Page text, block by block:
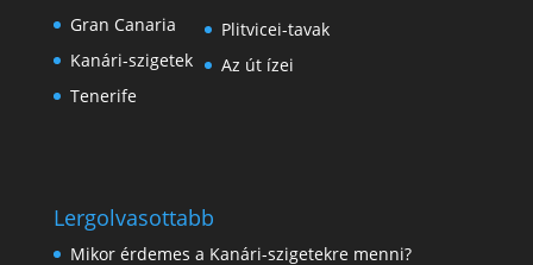
Gran Canaria
Kanári-szigetek
Tenerife
Plitvicei-tavak
Az út ízei
Lergolvasottabb
Mikor érdemes a Kanári-szigetekre menni?